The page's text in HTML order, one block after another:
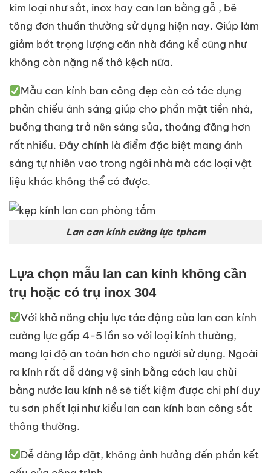
kim loại như sắt, inox hay can lan bằng gỗ , bê
tông đơn thuần thường sử dụng hiện nay. Giúp làm
giảm bớt trọng lượng căn nhà đáng kể cũng như
không còn nặng nề thô kệch nữa.
Mẫu can kính ban công đẹp còn có tác dụng
phản chiếu ánh sáng giúp cho phần mặt tiền nhà,
buồng thang trở nên sáng sủa, thoáng đãng hơn
rất nhiều. Đây chính là điểm đặc biệt mang ánh
sáng tự nhiên vao trong ngôi nhà mà các loại vật
liệu khác không thể có được.
Lan can kính cường lực tphcm
Lựa chọn mẫu lan can kính không cần
trụ hoặc có trụ inox 304
Với khả năng chịu lực tác động của lan can kính
cường lực gấp 4-5 lần so với loại kính thường,
mang lại độ an toàn hơn cho người sử dụng. Ngoài
ra kính rất dễ dàng vệ sinh bằng cách lau chùi
bằng nước lau kính nê sẽ tiết kiệm được chi phí duy
tu sơn phết lại như kiểu lan can kính ban công sắt
thông thường.
Dễ dàng lắp đặt, không ảnh hưởng đến phần kết